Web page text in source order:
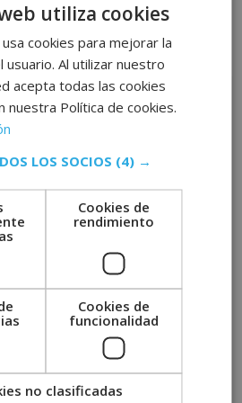
en Digitalización de Empresas –
GARANTIZADAS –”
utiliza cookies
cookies para mejorar la
usuario. Al utilizar nuestro
acepta todas las cookies
nuestra Política de cookies.
LOS SOCIOS (4) →
Cookies de
rendimiento
Cookies de
funcionalidad
no clasificadas